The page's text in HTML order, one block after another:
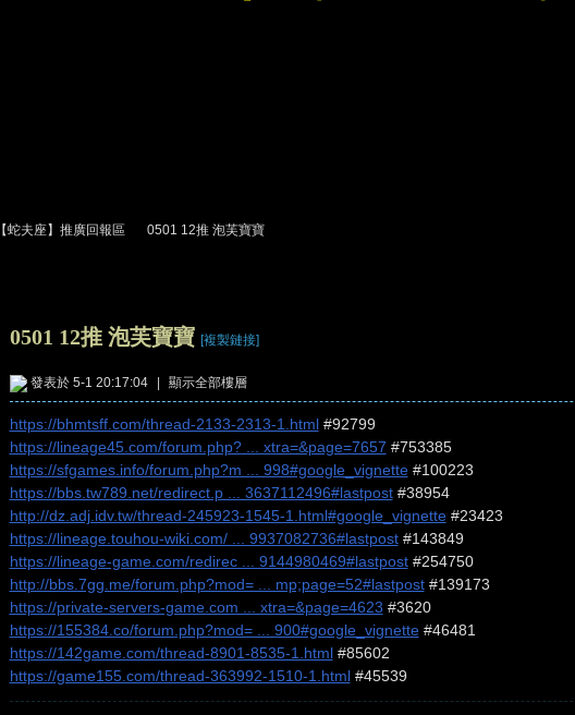
【蛇夫座】推廣回報區 0501 12推 泡芙寶寶
0501 12推 泡芙寶寶 [複製鏈接]
發表於 5-1 20:17:04 顯示全部樓層
https://bhmtsff.com/thread-2133-2313-1.html#92799
https://lineage45.com/forum.php? ... xtra=&page=7657 #753385
https://sfgames.info/forum.php?m ... 998#google_vignette#100223
https://bbs.tw789.net/redirect.p ... 3637112496#lastpost#38954
http://dz.adj.idv.tw/thread-245923-1545-1.html#google_vignette#23423
https://lineage.touhou-wiki.com/ ... 9937082736#lastpost#143849
https://lineage-game.com/redirec ... 9144980469#lastpost#254750
http://bbs.7gg.me/forum.php?mod= ... mp;page=52#lastpost#139173
https://private-servers-game.com ... xtra=&page=4623 #3620
https://155384.co/forum.php?mod= ... 900#google_vignette#46481
https://142game.com/thread-8901-8535-1.html#85602
https://game155.com/thread-363992-1510-1.html#45539